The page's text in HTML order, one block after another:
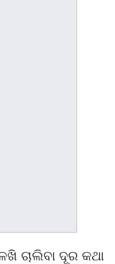
ଚାଲିବା ଦୂର କଥା